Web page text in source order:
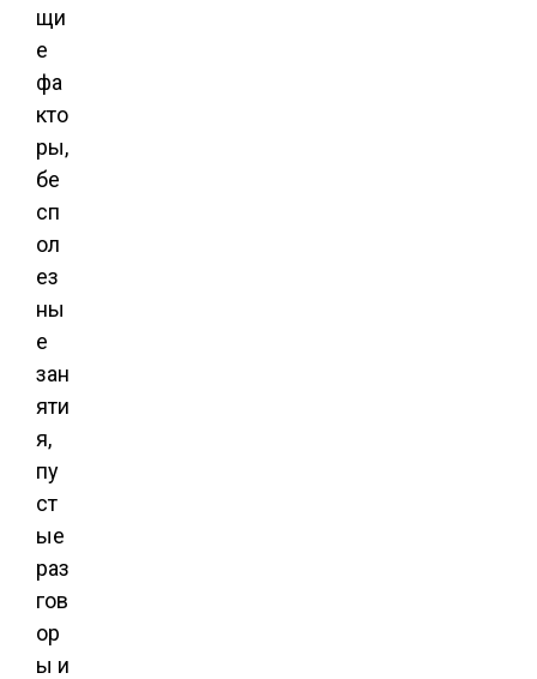
щи
е
фа
кто
ры,
бе
сп
ол
ез
ны
е
зан
яти
я,
пу
ст
ые
раз
гов
ор
ы и